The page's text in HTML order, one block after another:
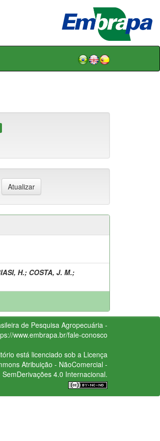
H.; COSTA, J. M.;
de Pesquisa Agropecuária -
www.embrapa.br/fale-conosco
está licenciado sob a Licença
Atribuição - NãoComercial -
SemDerivações 4.0 Internacional.